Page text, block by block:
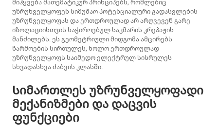
მიჰყვება მათემატიკურ პრინციპებს, რომლებიც
უზრუნველყოფენ სიმუშაო პოტენციალური გადასვლების
უზრუნველყოფას და ერთდროულად არ არღვევენ გარე
იზოლაციისთვის საჭიროებულ საკმარის კრეპაჟის
მანძილებს. ეს გეომეტრიული მიდგომა ამცირებს
წარმოების სირთულეს, ხოლო ერთდროულად
უზრუნველყოფს საიმედო ელექტრულ სისრულეს
სხვადასხვა ძაბვის კლასში.
Სიმართლეს უზრუნველყოფადი
მექანიზმები და დაცვის
ფუნქციები